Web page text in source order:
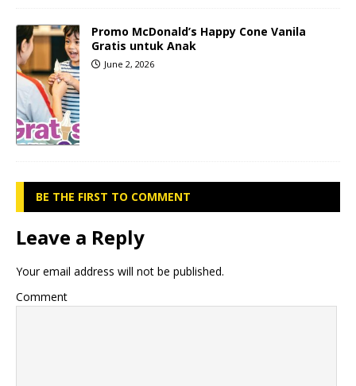
Promo McDonald’s Happy Cone Vanila
Gratis untuk Anak
June 2, 2026
BE THE FIRST TO COMMENT
Leave a Reply
Your email address will not be published.
Comment